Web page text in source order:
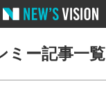
ミー記事一覧